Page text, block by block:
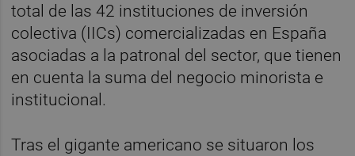
total de las 42 instituciones de inversión
colectiva (IICs) comercializadas en España
asociadas a la patronal del sector, que tienen
en cuenta la suma del negocio minorista e
institucional.
Tras el gigante americano se situaron los